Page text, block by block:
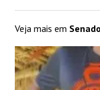
Veja mais em